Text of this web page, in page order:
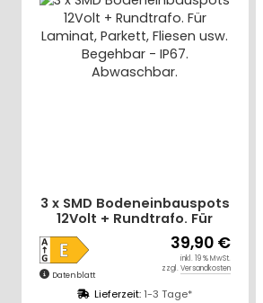
3 x SMD Bodeneinbauspots
12Volt + Rundtrafo. Für
Laminat, Parkett, Fliesen
usw. Begehbar - IP67.
Abwaschbar.
Lieferzeit:1-3 Tage*
Datenblatt
39,90 €
inkl. 19 % MwSt.
zzgl. Versandkosten